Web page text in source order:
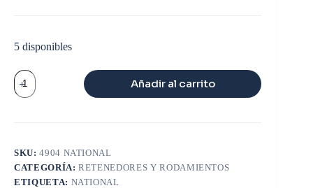
5 disponibles
RETEN
RUEDA
DELANTERA
Añadir al carrito
SKU:4904 NATIONAL
CATEGORÍA:RETENEDORES Y RODAMIENTOS
ETIQUETA: NATIONAL